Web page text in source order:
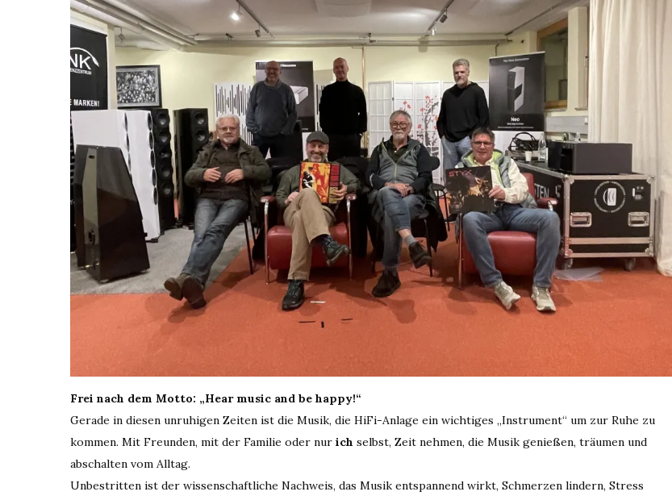
Frei nach dem Motto: „Hear music and be happy!“
Gerade in diesen unruhigen Zeiten ist die Musik, die HiFi-Anlage ein wichtiges „Instrument“ um zur Ruhe zu
kommen. Mit Freunden, mit der Familie oder nur ich selbst, Zeit nehmen, die Musik genießen, träumen und
abschalten vom Alltag.
Unbestritten ist der wissenschaftliche Nachweis, das Musik entspannend wirkt, Schmerzen lindern, Stress